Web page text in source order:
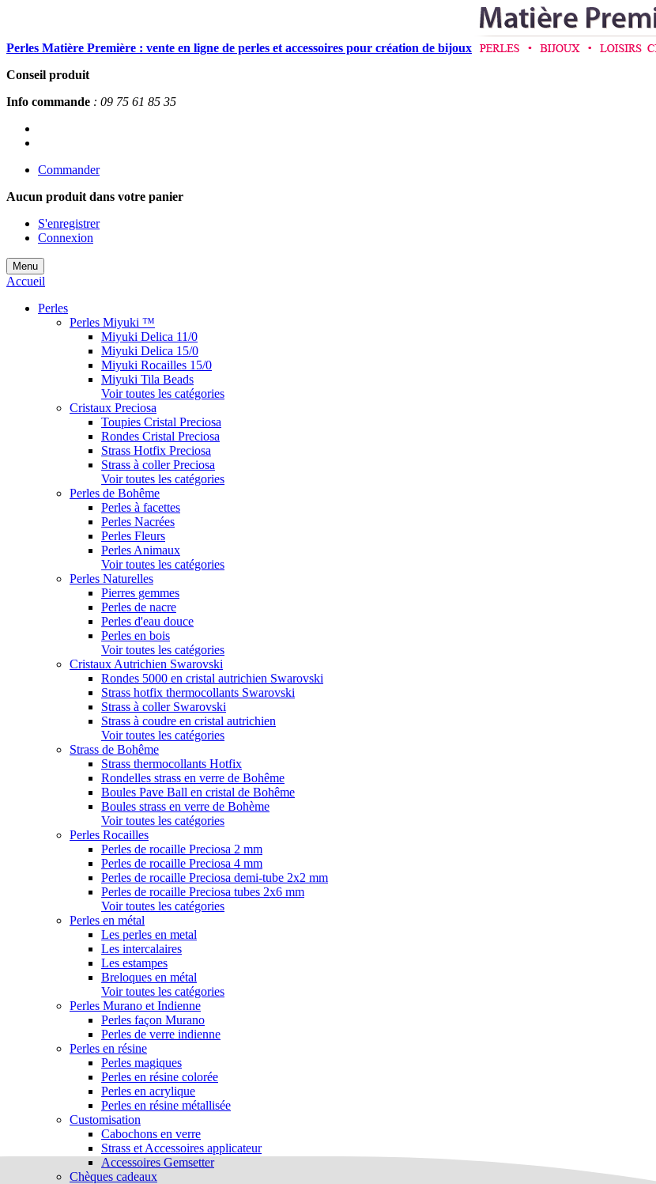
Perles Matière Première : vente en ligne de perles et accessoires pour création de bijoux
Conseil produit
Info commande : 09 75 61 85 35
Commander
Aucun produit dans votre panier
S'enregistrer
Connexion
Menu
Accueil
Perles
Perles Miyuki ™
Miyuki Delica 11/0
Miyuki Delica 15/0
Miyuki Rocailles 15/0
Miyuki Tila Beads
Voir toutes les catégories
Cristaux Preciosa
Toupies Cristal Preciosa
Rondes Cristal Preciosa
Strass Hotfix Preciosa
Strass à coller Preciosa
Voir toutes les catégories
Perles de Bohême
Perles à facettes
Perles Nacrées
Perles Fleurs
Perles Animaux
Voir toutes les catégories
Perles Naturelles
Pierres gemmes
Perles de nacre
Perles d'eau douce
Perles en bois
Voir toutes les catégories
Cristaux Autrichien Swarovski
Rondes 5000 en cristal autrichien Swarovski
Strass hotfix thermocollants Swarovski
Strass à coller Swarovski
Strass à coudre en cristal autrichien
Voir toutes les catégories
Strass de Bohême
Strass thermocollants Hotfix
Rondelles strass en verre de Bohême
Boules Pave Ball en cristal de Bohême
Boules strass en verre de Bohème
Voir toutes les catégories
Perles Rocailles
Perles de rocaille Preciosa 2 mm
Perles de rocaille Preciosa 4 mm
Perles de rocaille Preciosa demi-tube 2x2 mm
Perles de rocaille Preciosa tubes 2x6 mm
Voir toutes les catégories
Perles en métal
Les perles en metal
Les intercalaires
Les estampes
Breloques en métal
Voir toutes les catégories
Perles Murano et Indienne
Perles façon Murano
Perles de verre indienne
Perles en résine
Perles magiques
Perles en résine colorée
Perles en acrylique
Perles en résine métallisée
Customisation
Cabochons en verre
Strass et Accessoires applicateur
Accessoires Gemsetter
Chèques cadeaux